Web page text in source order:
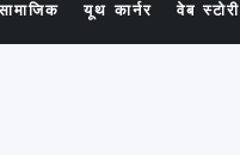
यूथ कार्नर वेब स्टोरी